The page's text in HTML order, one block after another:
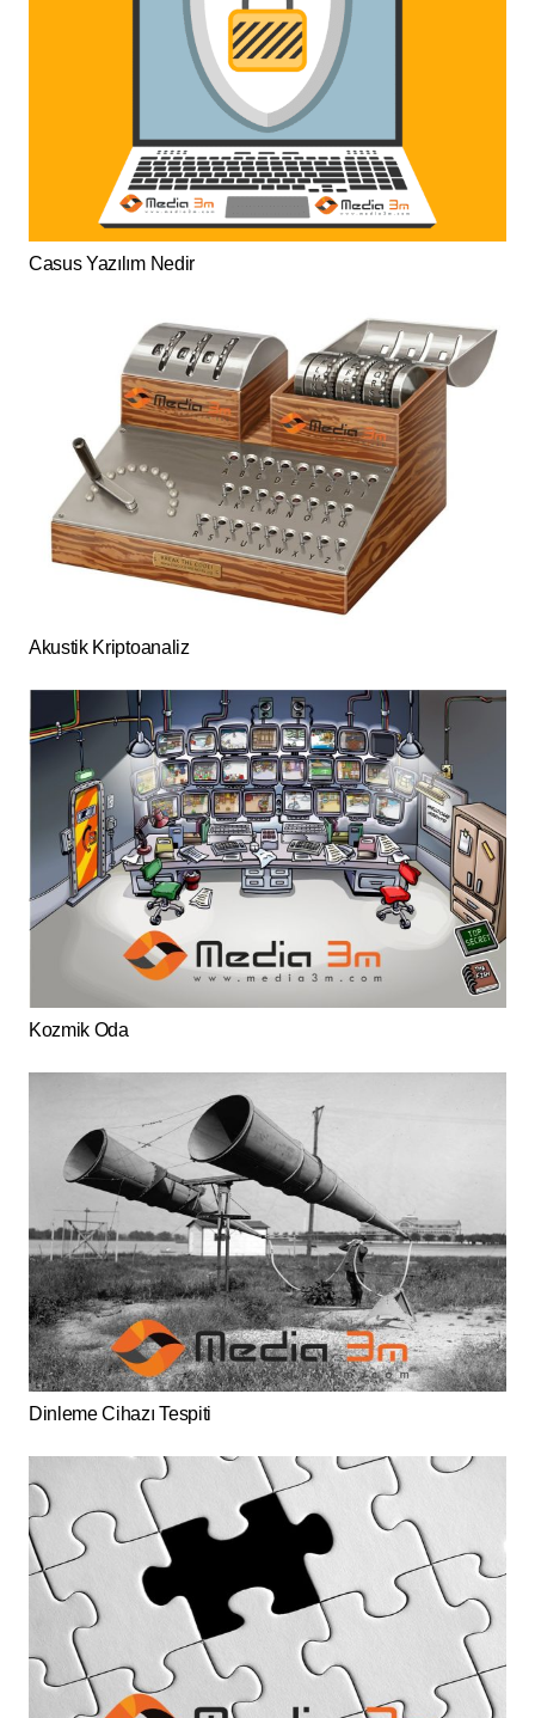
Casus Yazılım Nedir
Akustik Kriptoanaliz
Kozmik Oda
Dinleme Cihazı Tespiti